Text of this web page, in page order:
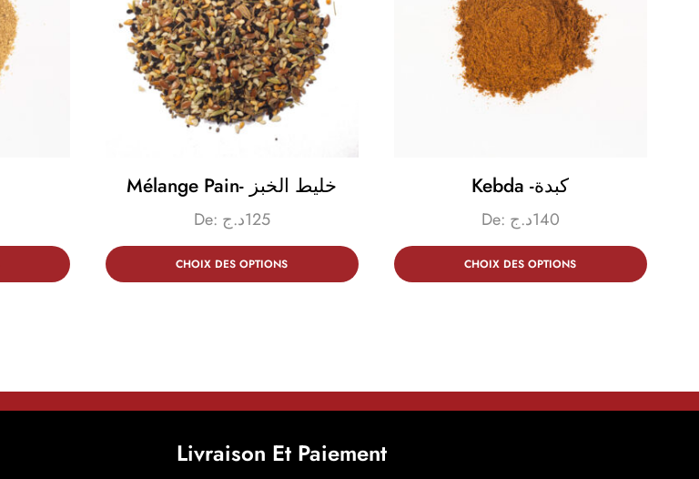
Mélange Pain- خليط الخبز
De: 125د.ج
CHOIX DES OPTIONS
Kebda -كبدة
De: 140د.ج
CHOIX DES OPTIONS
Livraison Et Paiement